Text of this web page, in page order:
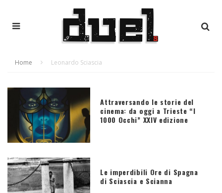
Home Leonardo Sciascia
Attraversando le storie del
cinema: da oggi a Trieste “I
1000 Occhi” XXIV edizione
Le imperdibili Ore di Spagna
di Sciascia e Scianna